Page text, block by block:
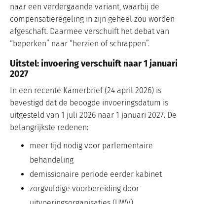
naar een verdergaande variant, waarbij de
compensatieregeling in zijn geheel zou worden
afgeschaft. Daarmee verschuift het debat van
“beperken” naar “herzien of schrappen”.
Uitstel: invoering verschuift naar 1 januari
2027
In een recente Kamerbrief (24 april 2026) is
bevestigd dat de beoogde invoeringsdatum is
uitgesteld van 1 juli 2026 naar 1 januari 2027. De
belangrijkste redenen:
meer tijd nodig voor parlementaire
behandeling
demissionaire periode eerder kabinet
zorgvuldige voorbereiding door